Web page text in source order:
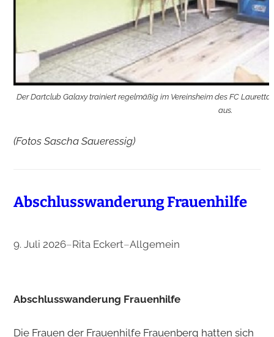
Der Dartclub Galaxy trainiert regelmäßig im Vereinsheim des FC
aus.
(Fotos Sascha Saueressig)
Abschlusswanderung Frauenhilfe
9. Juli 2026–Rita Eckert–Allgemein
Abschlusswanderung Frauenhilfe
Die Frauen der Frauenhilfe Frauenberg hatten sich